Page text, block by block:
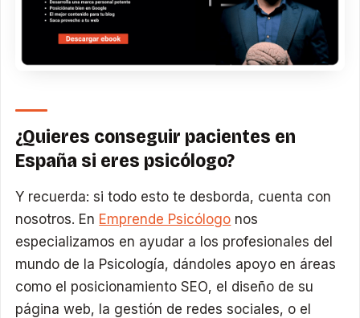
¿Quieres conseguir pacientes en
España si eres psicólogo?
Y recuerda: si todo esto te desborda, cuenta con
nosotros. En Emprende Psicólogo nos
especializamos en ayudar a los profesionales del
mundo de la Psicología, dándoles apoyo en áreas
como el posicionamiento SEO, el diseño de su
página web, la gestión de redes sociales, o el